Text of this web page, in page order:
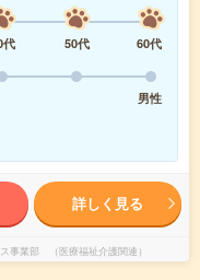
代 50代
60代
男性
詳しく見る
事業部 （医療福祉介護関連）